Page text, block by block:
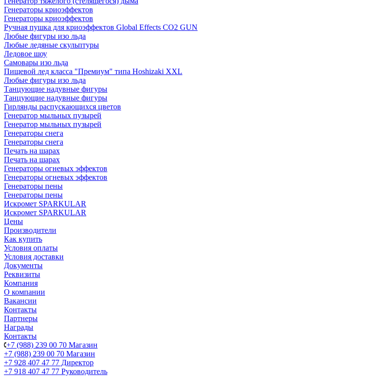
Генераторы криоэффектов
Генераторы криоэффектов
Ручная пушка для криоэффектов Global Effects CO2 GUN
Любые фигуры изо льда
Любые ледяные скульптуры
Ледовое шоу
Самовары изо льда
Пищевой лед класса "Премиум" типа Hoshizaki XXL
Любые фигуры изо льда
Танцующие надувные фигуры
Танцующие надувные фигуры
Гирлянды распускающихся цветов
Генератор мыльных пузырей
Генератор мыльных пузырей
Генераторы снега
Генераторы снега
Печать на шарах
Печать на шарах
Генераторы огневых эффектов
Генераторы огневых эффектов
Генераторы пены
Генераторы пены
Искромет SPARKULAR
Искромет SPARKULAR
Цены
Производители
Как купить
Условия оплаты
Условия доставки
Документы
Реквизиты
Компания
О компании
Вакансии
Контакты
Партнеры
Награды
Контакты
+7 (988) 239 00 70 Магазин
+7 (988) 239 00 70 Магазин
+7 928 407 47 77 Директор
+7 918 407 47 77 Руководитель